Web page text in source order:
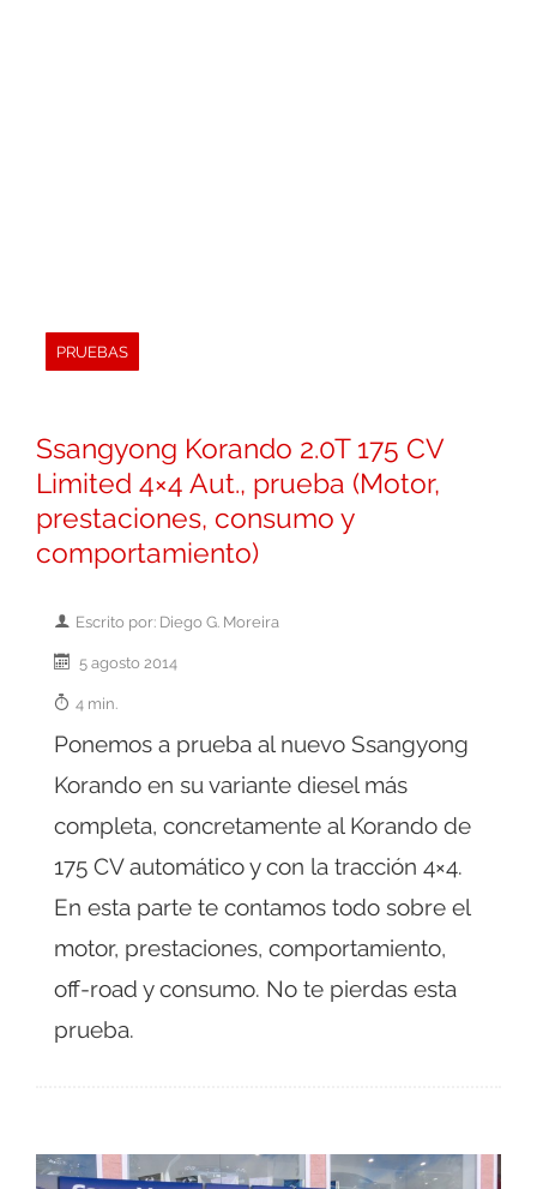
PRUEBAS
Ssangyong Korando 2.0T 175 CV
Limited 4×4 Aut., prueba (Motor,
prestaciones, consumo y
comportamiento)
Escrito por: Diego G. Moreira
5 agosto 2014
4 min.
Ponemos a prueba al nuevo Ssangyong
Korando en su variante diesel más
completa, concretamente al Korando de
175 CV automático y con la tracción 4×4.
En esta parte te contamos todo sobre el
motor, prestaciones, comportamiento,
off-road y consumo. No te pierdas esta
prueba.